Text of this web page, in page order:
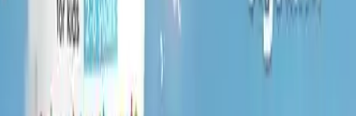
SPLAT Meyveli Dondurma Tanında Çocuk Diş Macunu,
çocukların diş bakımını teşvik eden, lezzetli ve güvenli bir
seçenektir. Hem ebeveynlerin hem de çocukların beklentilerini
karşılayan bu ürün, diş sağlığını koruma ve alışkanlık kazandırma
açısından önemli bir rol oynar. Günlük kullanımla birlikte, çocuklar
diş fırçalama işlemini sevecek ve sağlıklı dişlere sahip olmalarına
katkıda bulunacaktır.